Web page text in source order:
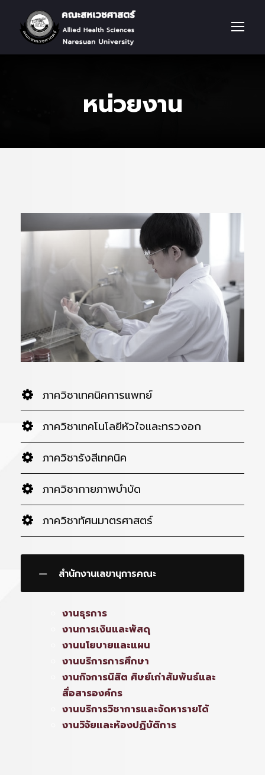
หน่วยงาน
ภาควิชาเทคนิคการแพทย์
ภาควิชาเทคโนโลยีหัวใจและทรวงอก
ภาควิชารังสีเทคนิค
ภาควิชากายภาพบำบัด
ภาควิชาทัศนมาตรศาสตร์
สำนักงานเลขานุการคณะ
งานธุรการ
งานการเงินและพัสดุ
งานนโยบายและแผน
งานบริการการศึกษา
งานกิจการนิสิต ศิษย์เก่าสัมพันธ์และ
สื่อสารองค์กร
งานบริการวิชาการและจัดหารายได้
งานวิจัยและห้องปฏิบัติการ